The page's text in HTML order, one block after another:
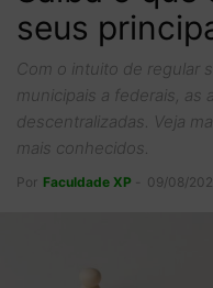
seus
Com o intuito de regular
municipais a federais, as
descentralizadas. Veja
mais conhecidos.
Por Faculdade XP 09/08/